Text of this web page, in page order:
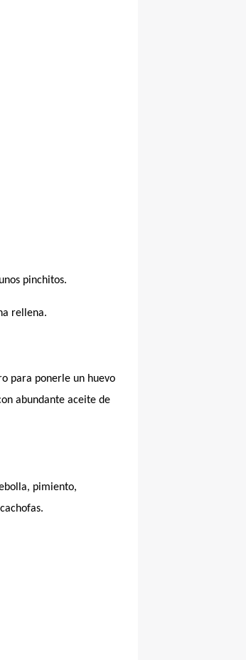
pinchitos.
rellena.
para ponerle un huevo
abundante aceite de
pimiento,